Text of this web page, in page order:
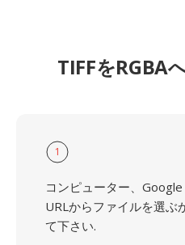
TIFFをRGBA
1
コンピューター、
URLからファイルを選ぶ
て下さい.